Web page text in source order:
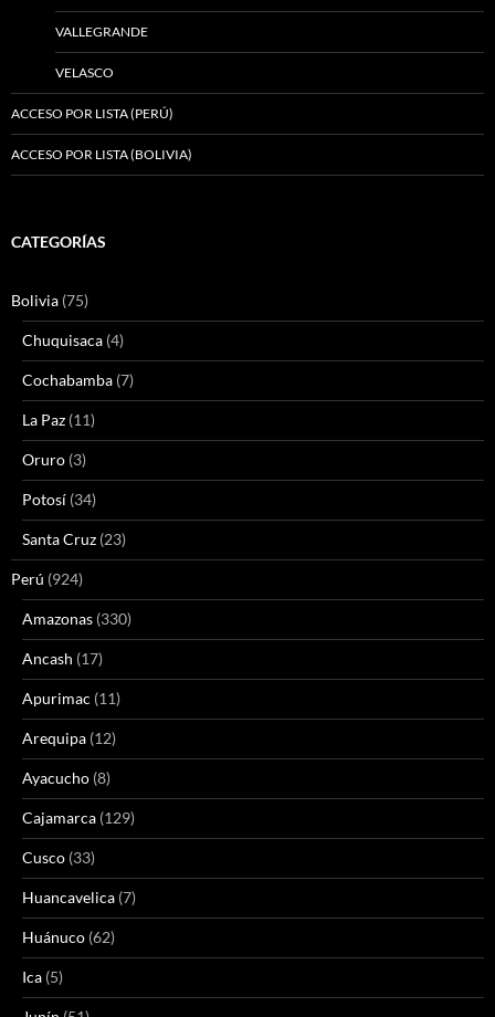
VALLEGRANDE
VELASCO
ACCESO POR LISTA (PERÚ)
ACCESO POR LISTA (BOLIVIA)
CATEGORÍAS
Bolivia (75)
Chuquisaca (4)
Cochabamba (7)
La Paz (11)
Oruro (3)
Potosí (34)
Santa Cruz (23)
Perú (924)
Amazonas (330)
Ancash (17)
Apurimac (11)
Arequipa (12)
Ayacucho (8)
Cajamarca (129)
Cusco (33)
Huancavelica (7)
Huánuco (62)
Ica (5)